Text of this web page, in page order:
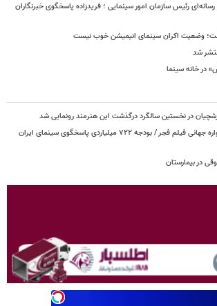
رئیس سازمان امور سینمایی ؛ فریدزاده پاسخگوی خبرنگاران
وضعیت اکران سینمای انیمیشن خوب نیست
شد
در خانه سینما
در نخستین سالگرد درگذشت این هنرمند رونمایی شد
احتمال تغییر زمان جشنواره جهانی فیلم فجر / بودجه ۷۲۲ میلیاردی پاسخگوی سینمای ایران
در بیمارستان